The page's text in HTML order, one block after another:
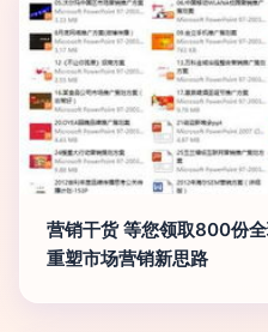
营销干货 等您领取800份
重塑市场营销新思路